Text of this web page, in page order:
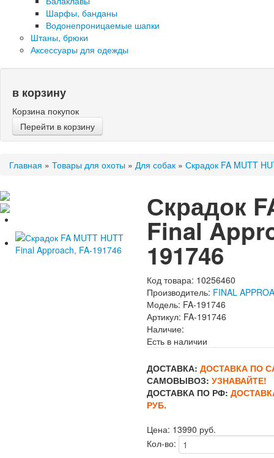
Шарфы, банданы
Водонепроницаемые шапки
Штаны, брюки
Аксессуары для одежды
в корзину
Корзина покупок
Перейти в корзину
Главная » Товары для охоты » Для собак » Скрадок FA MUTT
Скрадок
Final
191746
Код товара: 10256460
Производитель: FINAL
Модель: FA-191746
Артикул: FA-191746
Наличие:
Есть в наличии
ДОСТАВКА: ДОСТАВКА ПО
САМОВЫВОЗ: УЗНАВАЙТЕ!
ДОСТАВКА ПО РФ:
РУБ.
Цена: 13990 руб.
Кол-во: